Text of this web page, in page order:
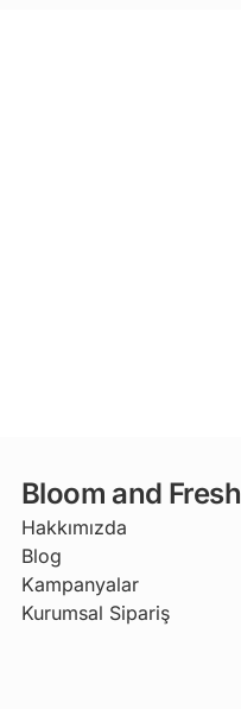
Bloom and Fresh
Hakkımızda
Blog
Kampanyalar
Kurumsal Sipariş